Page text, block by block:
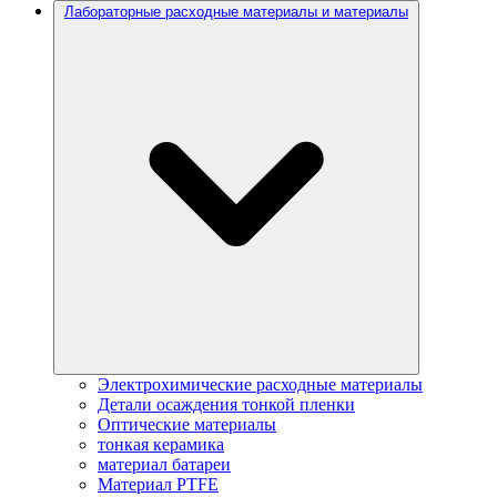
Лабораторные расходные материалы и материалы
Электрохимические расходные материалы
Детали осаждения тонкой пленки
Оптические материалы
тонкая керамика
материал батареи
Материал PTFE